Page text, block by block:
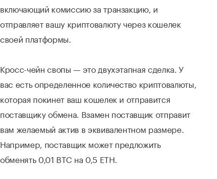
включающий комиссию за транзакцию, и
отправляет вашу криптовалюту через кошелек
своей платформы.
Кросс-чейн свопы — это двухэтапная сделка. У
вас есть определенное количество криптовалюты,
которая покинет ваш кошелек и отправится
поставщику обмена. Взамен поставщик отправит
вам желаемый актив в эквивалентном размере.
Например, поставщик может предложить
обменять 0,01 BTC на 0,5 ETH.